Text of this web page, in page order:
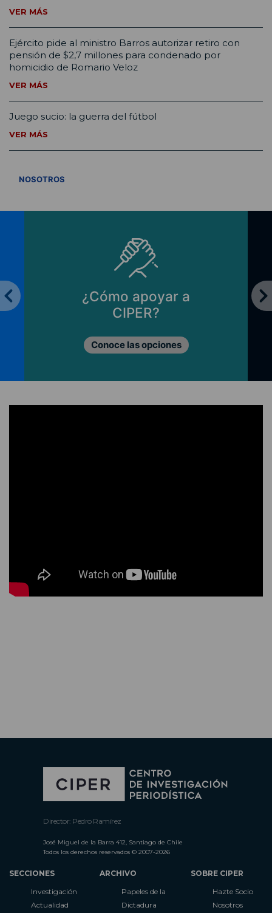
VER MÁS
Ejército pide al ministro Barros autorizar retiro con
pensión de $2,7 millones para condenado por
homicidio de Romario Veloz
VER MÁS
Juego sucio: la guerra del fútbol
VER MÁS
NOSOTROS
¿Cómo apoyar a
CIPER?
Conoce las opciones
Director: Pedro Ramírez
José Miguel de la Barra 412, Santiago de Chile
Todos los derechos reservados © 2007-2026
SECCIONES
Investigación
Actualidad
ARCHIVO
Papeles de la
Dictadura
SOBRE CIPER
Hazte Socio
Nosotros